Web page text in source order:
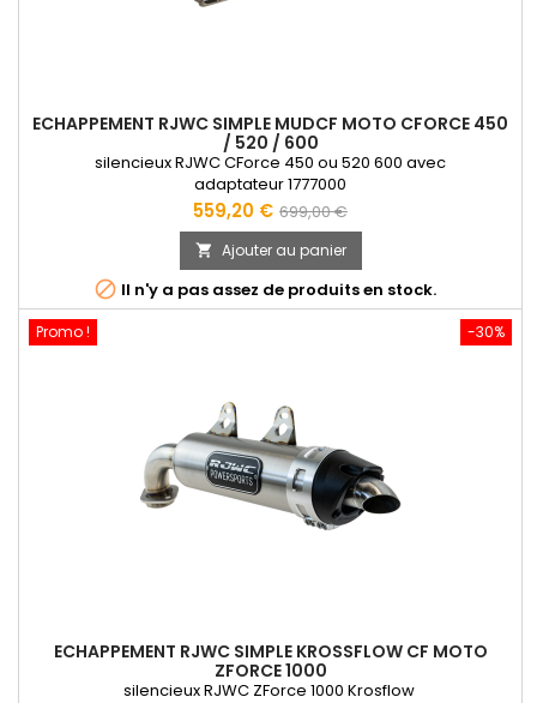
ECHAPPEMENT RJWC SIMPLE MUDCF MOTO CFORCE 450
/ 520 / 600
silencieux RJWC CForce 450 ou 520 600 avec
adaptateur 1777000
Prix
559,20 € Prix
base
699,00 €
 Ajouter au panier
 Il n'y a pas assez de produits en stock.
-30%
Promo !
ECHAPPEMENT RJWC SIMPLE KROSSFLOW CF MOTO
ZFORCE 1000
silencieux RJWC ZForce 1000 Krosflow